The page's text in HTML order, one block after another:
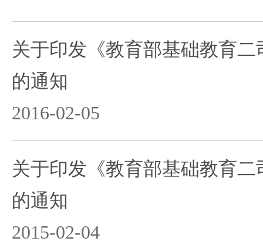
关于印发《教育部基础教育二
的通知
2016-02-05
关于印发《教育部基础教育二
的通知
2015-02-04